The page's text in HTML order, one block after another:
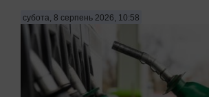
субота, 8 серпень 2026, 10:58